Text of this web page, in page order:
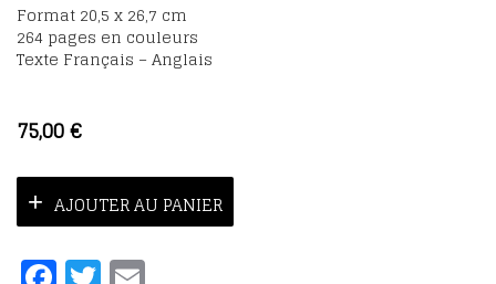
Format 20,5 x 26,7 cm
264 pages en couleurs
Texte Français – Anglais
75,00€
AJOUTER AU PANIER